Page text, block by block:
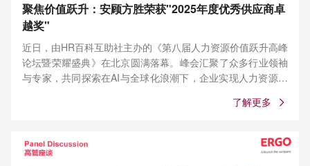
聚焦价值跃升：安顾方胜荣获"2025年度优秀供应商卓
越奖"
近日，由HR百科互助社主办的《第八届人力资源价值跃升高峰
论坛暨荣耀盛典》在北京圆满落幕。峰会汇聚了众多行业领袖
与专家，共同探索在AI与全球化浪潮下，企业实现人力资源价
了解更多